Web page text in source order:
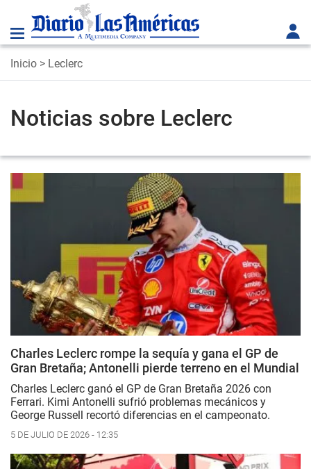
Inicio > Leclerc
Noticias sobre Leclerc
Charles Leclerc rompe la sequía y gana el GP de
Gran Bretaña; Antonelli pierde terreno en el Mundial
Charles Leclerc ganó el GP de Gran Bretaña 2026 con
Ferrari. Kimi Antonelli sufrió problemas mecánicos y
George Russell recortó diferencias en el campeonato.
5 DE JULIO DE 2026 - 12:35